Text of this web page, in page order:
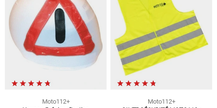
Moto112+
Moto112+